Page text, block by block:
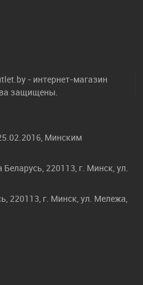
- интернет-магазин
защищены.
Минским
220113, г. Минск, ул.
220113, г. Минск, ул. Мележа,